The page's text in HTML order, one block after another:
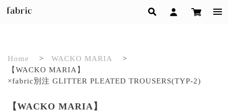
Home > WACKO MARIA
>
【WACKO MARIA】
×fabric別注 GLITTER PLEATED TROUSERS(TYP-2)
【WACKO MARIA】